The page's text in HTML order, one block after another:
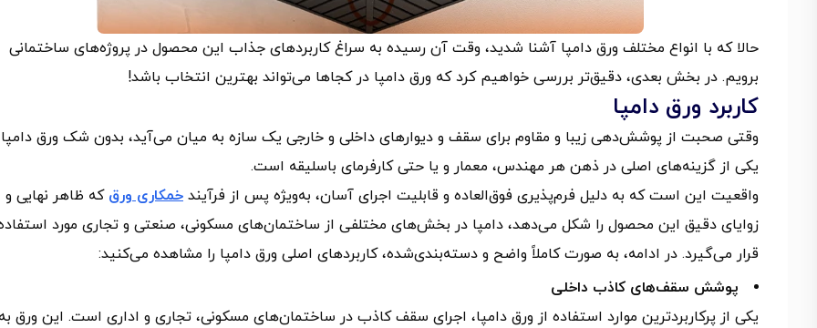
حالا که با انواع مختلف ورق دامپا آشنا شدید، وقت آن رسیده به سراغ کاربردهای جذاب این محصول در پروژه‌های ساختمانی
برویم. در بخش بعدی، دقیق‌تر بررسی خواهیم کرد که ورق دامپا در کجاها می‌تواند بهترین انتخاب باشد!
کاربرد ورق دامپا
وقتی صحبت از پوشش‌دهی زیبا و مقاوم برای سقف و دیوارهای داخلی و خارجی یک سازه به میان می‌آید، بدون شک ورق دامپا
یکی از گزینه‌های اصلی در ذهن هر مهندس، معمار و یا حتی کارفرمای باسلیقه است.
واقعیت این است که به دلیل فرم‌پذیری فوق‌العاده و قابلیت اجرای آسان، به‌ویژه پس از فرآیند خمکاری ورق که ظاهر نهایی و
زوایای دقیق این محصول را شکل می‌دهد، دامپا در بخش‌های مختلفی از ساختمان‌های مسکونی، صنعتی و تجاری مورد
قرار می‌گیرد. در ادامه، به صورت کاملاً واضح و دسته‌بندی‌شده، کاربردهای اصلی ورق دامپا را مشاهده می‌کنید:
پوشش سقف‌های کاذب داخلی
یکی از پرکاربردترین موارد استفاده از ورق دامپا، اجرای سقف کاذب در ساختمان‌های مسکونی، تجاری و اداری است. این ورق